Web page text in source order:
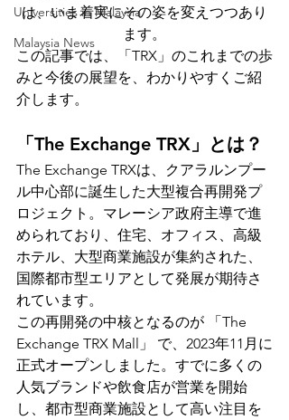
Universities in Malaysia
Malaysia News
は、いま着実にその姿を変えつつあり
ます。
この記事では、「TRX」のこれまでの歩
みと今後の展望を、わかりやすくご紹
介します。
「The Exchange TRX」とは？
The Exchange TRXは、クアラルンプー
ル中心部に誕生した大型複合再開発プ
ロジェクト。マレーシア政府主導で進
められており、住宅、オフィス、高級
ホテル、大型商業施設が集約された、
国際都市型エリアとして発展が期待さ
れています。
この再開発の中核となるのが 「The
Exchange TRX Mall」 で、2023年11月に
正式オープンしました。すでに多くの
人気ブランドや飲食店が営業を開始
し、都市型商業施設として高い注目を